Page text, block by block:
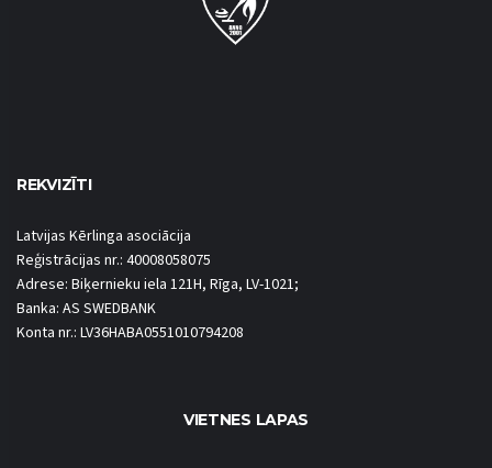
REKVIZĪTI
Latvijas Kērlinga asociācija
Reģistrācijas nr.: 40008058075
Adrese: Biķernieku iela 121H, Rīga, LV-1021;
Banka: AS SWEDBANK
Konta nr.: LV36HABA0551010794208
VIETNES LAPAS